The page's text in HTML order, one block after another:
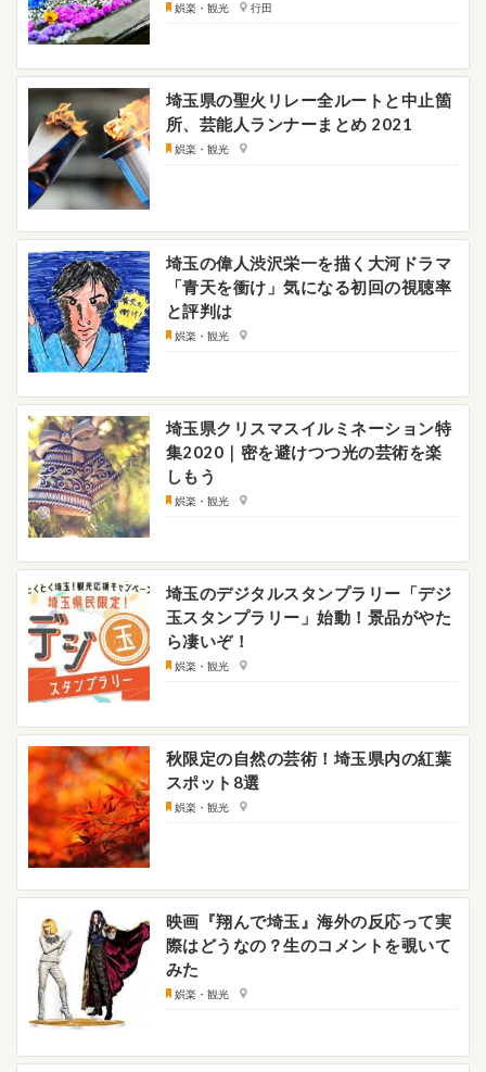
娯楽・観光 行田
埼玉県の聖火リレー全ルートと中止箇
所、芸能人ランナーまとめ 2021
娯楽・観光
埼玉の偉人渋沢栄一を描く大河ドラマ
「青天を衝け」気になる初回の視聴率
と評判は
娯楽・観光
埼玉県クリスマスイルミネーション特
集2020｜密を避けつつ光の芸術を楽
しもう
娯楽・観光
埼玉のデジタルスタンプラリー「デジ
玉スタンプラリー」始動！景品がやた
ら凄いぞ！
娯楽・観光
秋限定の自然の芸術！埼玉県内の紅葉
スポット8選
娯楽・観光
映画『翔んで埼玉』海外の反応って実
際はどうなの？生のコメントを覗いて
みた
娯楽・観光